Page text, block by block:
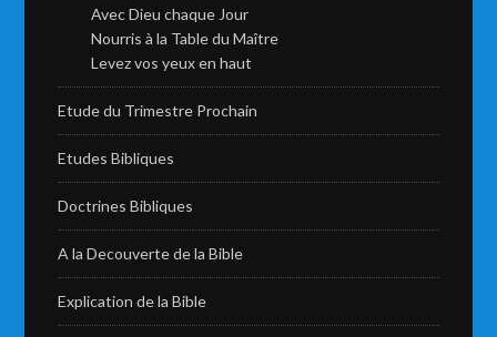
Avec Dieu chaque Jour
Nourris à la Table du Maître
Levez vos yeux en haut
Etude du Trimestre Prochain
Etudes Bibliques
Doctrines Bibliques
A la Decouverte de la Bible
Explication de la Bible